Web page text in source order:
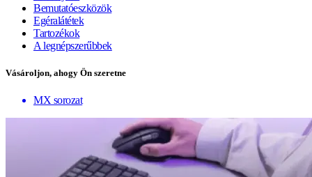
Bemutatóeszközök
Egéralátétek
Tartozékok
A legnépszerűbbek
Vásároljon, ahogy Ön szeretne
MX sorozat